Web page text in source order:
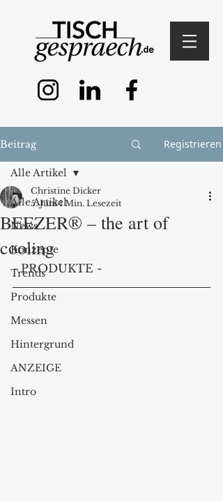
Beitrag Registrieren
Alle Artikel
News
Konzepte
Trends
Produkte
Messen
Hintergrund
ANZEIGE
Intro
Alle Artikel
BEEZER® – the art of
cooling
Christine Dicker
5. Juni 1 Min. Lesezeit
- PRODUKTE -